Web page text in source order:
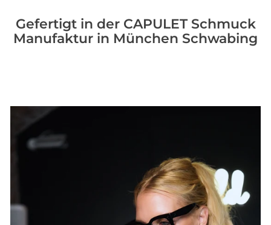
Gefertigt in der CAPULET Schmuck
Manufaktur in München Schwabing